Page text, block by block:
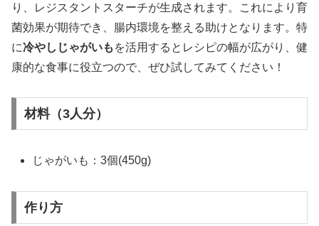
り、レジスタントスターチが生成されます。これにより育
菌効果が期待でき、腸内環境を整える助けとなります。特
に冷やしじゃがいも を活用するとレシピの幅が広がり、健
康的な食事に役立つので、ぜひ試してみてください！
材料（3人分）
じゃがいも：3個(450g)
作り方